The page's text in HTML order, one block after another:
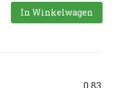
In Winkelwagen
0,83